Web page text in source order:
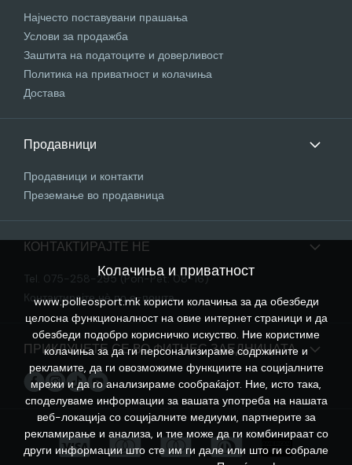
Најчесто поставувани прашања
Услови за продажба
Заштита на податоците и доверливост
Политика на приватност и колачиња
Достава
Продавници
Продавници и контакти
Преземање во продавница
КОНТАКТИРАЈТЕ НЕ
Tel. 075-258-295 (Pon-Pet: 08-16)
Контактирајте нѐ по е-пошта
ПРИКЛУЧЕТЕ СЕ ВО ФИТНЕС ЗАЕДНИЦАТА
Колачиња и приватност
www.polleosport.mk користи колачиња за да обезбеди
целосна функционалност на овие интернет страници и да
обезбеди подобро корисничко искуство. Ние користиме
колачиња за да ги персонализираме содржините и
рекламите, да ги овозможиме функциите на социјалните
мрежи и да го анализираме сообраќајот. Ние, исто така,
споделуваме информации за вашата употреба на нашата
веб-локација со социјалните медиуми, партнерите за
рекламирање и анализа, и тие може да ги комбинираат со
други информации што сте им ги дале или што ги собрале